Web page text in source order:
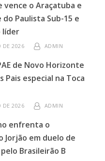
vence o Araçatuba e
do Paulista Sub-15 e
líder
DE 2026 ADMIN
de Novo Horizonte
Pais especial na Toca
DE 2026 ADMIN
enfrenta o
Jorjão em duelo de
pelo Brasileirão B